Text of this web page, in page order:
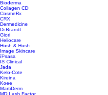
Bioderma
Collagen CD
CosmeRx
CRX
Dermedicine
Dr.Brandt
Giori
Heliocare
Hush & Hush
Image Skincare
íPsasa
IS Clinical
Jada
Kelo-Cote
Kireina
Koee
MartiDerm
MD Lash Factor